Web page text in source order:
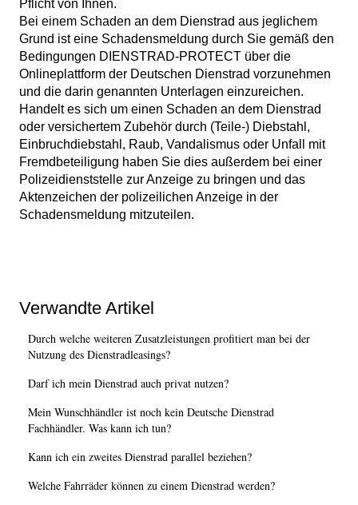
Pflicht von Ihnen.
Bei einem Schaden an dem Dienstrad aus jeglichem
Grund ist eine Schadensmeldung durch Sie gemäß den
Bedingungen DIENSTRAD-PROTECT über die
Onlineplattform der Deutschen Dienstrad vorzunehmen
und die darin genannten Unterlagen einzureichen.
Handelt es sich um einen Schaden an dem Dienstrad
oder versichertem Zubehör durch (Teile-) Diebstahl,
Einbruchdiebstahl, Raub, Vandalismus oder Unfall mit
Fremdbeteiligung haben Sie dies außerdem bei einer
Polizeidienststelle zur Anzeige zu bringen und das
Aktenzeichen der polizeilichen Anzeige in der
Schadensmeldung mitzuteilen.
Verwandte Artikel
Durch welche weiteren Zusatzleistungen profitiert man bei der
Nutzung des Dienstradleasings?
Darf ich mein Dienstrad auch privat nutzen?
Mein Wunschhändler ist noch kein Deutsche Dienstrad
Fachhändler. Was kann ich tun?
Kann ich ein zweites Dienstrad parallel beziehen?
Welche Fahrräder können zu einem Dienstrad werden?